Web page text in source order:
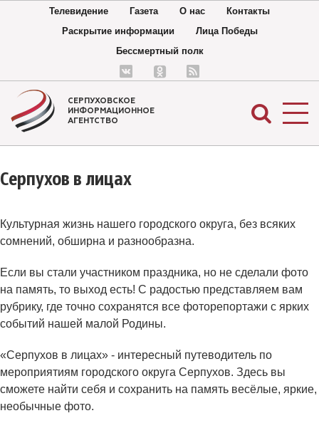
Телевидение Газета О нас
Контакты
Раскрытие информации
Лица Победы
Бессмертный полк
СЕРПУХОВСКОЕ
ИНФОРМАЦИОННОЕ
АГЕНТСТВО
Серпухов в лицах
Культурная жизнь нашего городского округа, без всяких
сомнений, обширна и разнообразна.
Если вы стали участником праздника, но не сделали фото
на память, то выход есть! С радостью представляем вам
рубрику, где точно сохранятся все фоторепортажи с ярких
событий нашей малой Родины.
«Серпухов в лицах» - интересный путеводитель по
мероприятиям городского округа Серпухов. Здесь вы
сможете найти себя и сохранить на память весёлые, яркие,
необычные фото.